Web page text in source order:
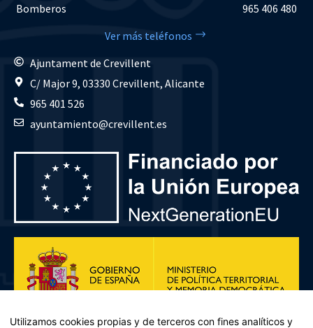
Bomberos
965 406 480
Ver más teléfonos
Ajuntament de Crevillent
C/ Major 9, 03330 Crevillent, Alicante
965 401 526
ayuntamiento@crevillent.es
Utilizamos cookies propias y de terceros con fines analíticos y